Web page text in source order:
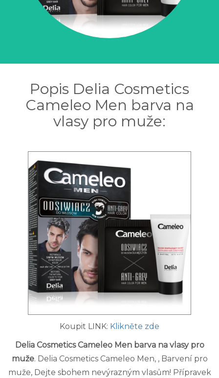
Popis Delia Cosmetics
Cameleo Men barva na
vlasy pro muže:
Koupit LINK: Klikněte zde
Delia Cosmetics Cameleo Men barva na vlasy pro
muže. Delia Cosmetics Cameleo Men, , Barvení pro
muže, Dejte sbohem nevýrazným vlasům! Přípravek